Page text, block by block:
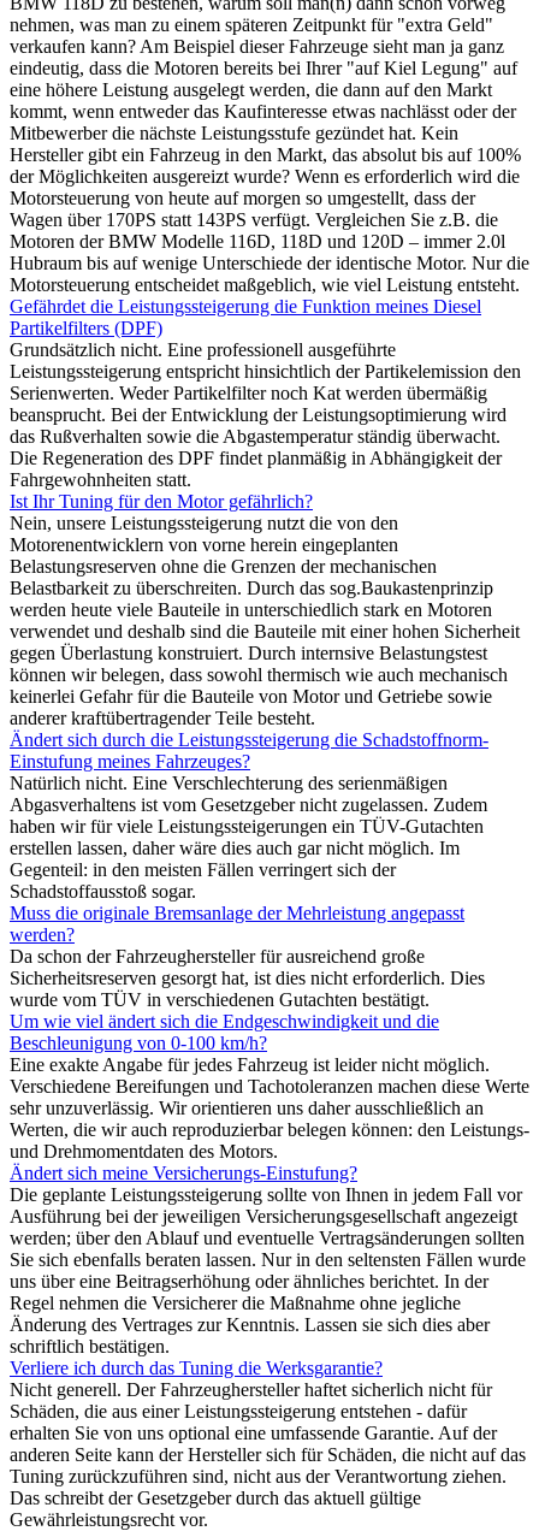
nehmen, was man zu einem späteren Zeitpunkt für "extra Geld"
verkaufen kann? Am Beispiel dieser Fahrzeuge sieht man ja ganz
eindeutig, dass die Motoren bereits bei Ihrer "auf Kiel Legung" auf
eine höhere Leistung ausgelegt werden, die dann auf den Markt
kommt, wenn entweder das Kaufinteresse etwas nachlässt oder der
Mitbewerber die nächste Leistungsstufe gezündet hat. Kein
Hersteller gibt ein Fahrzeug in den Markt, das absolut bis auf 100%
der Möglichkeiten ausgereizt wurde? Wenn es erforderlich wird die
Motorsteuerung von heute auf morgen so umgestellt, dass der
Wagen über 170PS statt 143PS verfügt. Vergleichen Sie z.B. die
Motoren der BMW Modelle 116D, 118D und 120D – immer 2.0l
Hubraum bis auf wenige Unterschiede der identische Motor. Nur die
Motorsteuerung entscheidet maßgeblich, wie viel Leistung entsteht.
Gefährdet die Leistungssteigerung die Funktion meines Diesel
Partikelfilters (DPF)
Grundsätzlich nicht. Eine professionell ausgeführte
Leistungssteigerung entspricht hinsichtlich der Partikelemission den
Serienwerten. Weder Partikelfilter noch Kat werden übermäßig
beansprucht. Bei der Entwicklung der Leistungsoptimierung wird
das Rußverhalten sowie die Abgastemperatur ständig überwacht.
Die Regeneration des DPF findet planmäßig in Abhängigkeit der
Fahrgewohnheiten statt.
Ist Ihr Tuning für den Motor gefährlich?
Nein, unsere Leistungssteigerung nutzt die von den
Motorenentwicklern von vorne herein eingeplanten
Belastungsreserven ohne die Grenzen der mechanischen
Belastbarkeit zu überschreiten. Durch das sog.Baukastenprinzip
werden heute viele Bauteile in unterschiedlich stark en Motoren
verwendet und deshalb sind die Bauteile mit einer hohen Sicherheit
gegen Überlastung konstruiert. Durch internsive Belastungstest
können wir belegen, dass sowohl thermisch wie auch mechanisch
keinerlei Gefahr für die Bauteile von Motor und Getriebe sowie
anderer kraftübertragender Teile besteht.
Ändert sich durch die Leistungssteigerung die Schadstoffnorm-
Einstufung meines Fahrzeuges?
Natürlich nicht. Eine Verschlechterung des serienmäßigen
Abgasverhaltens ist vom Gesetzgeber nicht zugelassen. Zudem
haben wir für viele Leistungssteigerungen ein TÜV-Gutachten
erstellen lassen, daher wäre dies auch gar nicht möglich. Im
Gegenteil: in den meisten Fällen verringert sich der
Schadstoffausstoß sogar.
Muss die originale Bremsanlage der Mehrleistung angepasst
werden?
Da schon der Fahrzeughersteller für ausreichend große
Sicherheitsreserven gesorgt hat, ist dies nicht erforderlich. Dies
wurde vom TÜV in verschiedenen Gutachten bestätigt.
Um wie viel ändert sich die Endgeschwindigkeit und die
Beschleunigung von 0-100 km/h?
Eine exakte Angabe für jedes Fahrzeug ist leider nicht möglich.
Verschiedene Bereifungen und Tachotoleranzen machen diese Werte
sehr unzuverlässig. Wir orientieren uns daher ausschließlich an
Werten, die wir auch reproduzierbar belegen können: den Leistungs-
und Drehmomentdaten des Motors.
Ändert sich meine Versicherungs-Einstufung?
Die geplante Leistungssteigerung sollte von Ihnen in jedem Fall vor
Ausführung bei der jeweiligen Versicherungsgesellschaft angezeigt
werden; über den Ablauf und eventuelle Vertragsänderungen sollten
Sie sich ebenfalls beraten lassen. Nur in den seltensten Fällen wurde
uns über eine Beitragserhöhung oder ähnliches berichtet. In der
Regel nehmen die Versicherer die Maßnahme ohne jegliche
Änderung des Vertrages zur Kenntnis. Lassen sie sich dies aber
schriftlich bestätigen.
Verliere ich durch das Tuning die Werksgarantie?
Nicht generell. Der Fahrzeughersteller haftet sicherlich nicht für
Schäden, die aus einer Leistungssteigerung entstehen - dafür
erhalten Sie von uns optional eine umfassende Garantie. Auf der
anderen Seite kann der Hersteller sich für Schäden, die nicht auf das
Tuning zurückzuführen sind, nicht aus der Verantwortung ziehen.
Das schreibt der Gesetzgeber durch das aktuell gültige
Gewährleistungsrecht vor.